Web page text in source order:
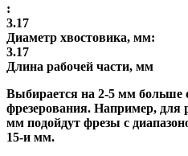
:
3.17
Диаметр хвостовика, мм:
3.17
Длина рабочей части, мм
Выбирается на 2-5 мм больше
фрезерования. Например, для
мм подойдут фрезы с
15-и мм.